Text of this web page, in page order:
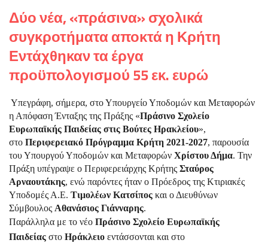
Δύο νέα, «πράσινα» σχολικά
συγκροτήματα αποκτά η Κρήτη
Εντάχθηκαν τα έργα
προϋπολογισμού 55 εκ. ευρώ
Υπεγράφη, σήμερα, στο Υπουργείο Υποδομών και Μεταφορών
η Απόφαση Ένταξης της Πράξης «Πράσινο Σχολείο
Ευρωπαϊκής Παιδείας στις Βούτες Ηρακλείου»,
στο Περιφερειακό Πρόγραμμα Κρήτη 2021-2027, παρουσία
του Υπουργού Υποδομών και Μεταφορών Χρίστου Δήμα. Την
Πράξη υπέγραψε ο Περιφερειάρχης Κρήτης Σταύρος
Αρναουτάκης, ενώ παρόντες ήταν ο Πρόεδρος της Κτιριακές
Υποδομές Α.Ε. Τιμολέων Κατσίπος και ο Διευθύνων
Σύμβουλος Αθανάσιος Γιάνναρης.
Παράλληλα με το νέο Πράσινο Σχολείο Ευρωπαϊκής
Παιδείας στο Ηράκλειο εντάσσονται και στο